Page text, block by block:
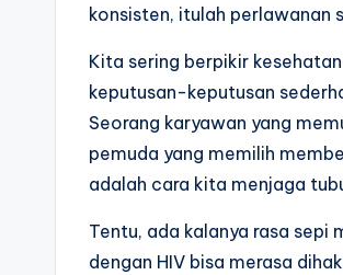
konsisten, itulah perlawanan
Kita sering berpikir
keputusan-keputusan
Seorang karyawan yang
pemuda yang memilih
adalah cara kita menjaga
Tentu, ada kalanya rasa sepi
dengan HIV bisa merasa